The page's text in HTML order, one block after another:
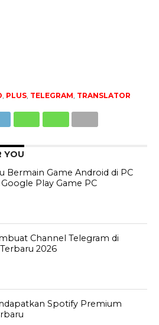
PLUS, TELEGRAM TRANSLATOR
YOU
Bermain Game Android di PC
Play Game PC
Channel Telegram di
2026
Spotify Premium